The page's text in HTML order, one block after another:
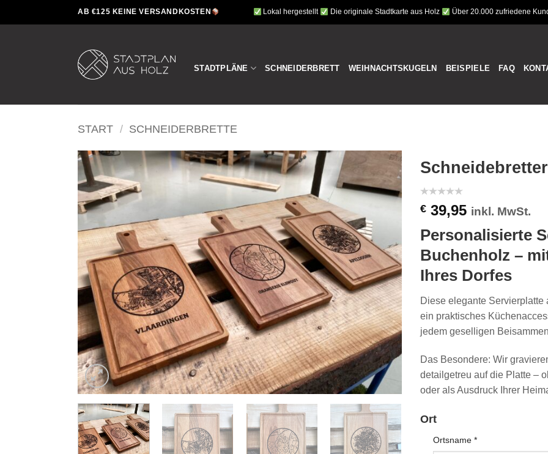
Inhalt
AB €125 KEINE VERSANDKOSTEN Lokal hergestellt Die originale Stadtkarte aus Holz Über 20.000 zufriedene
STADTPLÄNE SCHNEIDERBRETT WEIHNACHTSKUGELN BEISPIELE FAQ
START / SCHNEIDERBRETTE
Schneidebretter
€ 39,95 inkl. MwSt.
Personalisierte
Buchenholz –
Ihres Dorfes
Diese elegante
ein praktisches
jedem geselligen
Das Besondere: Wir
detailgetreu auf die Platte –
oder als Ausdruck Ihrer
Ort
Ortsname*